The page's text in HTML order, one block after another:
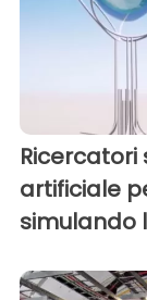
artificiale
simulando